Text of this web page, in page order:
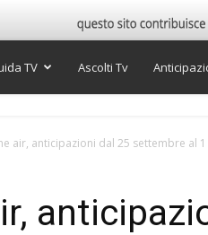
TV Ascolti Tv
air, anticipazioni dal 25 settembre al